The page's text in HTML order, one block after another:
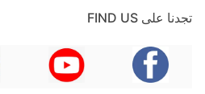
تجدنا على FIND US